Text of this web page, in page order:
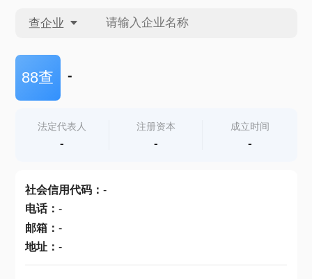
查企业
查企业
查产地
88查 -
法定代表人
-
注册资本
-
成立时间
-
社会信用代码： -
电话： -
邮箱： -
地址： -